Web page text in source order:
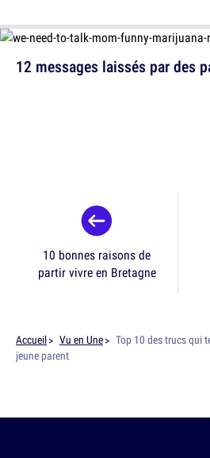
12 messages laissés par des
10 bonnes raisons de
partir vivre en Bretagne
Accueil Vu en Une
Top 10 des trucs qui
jeune parent